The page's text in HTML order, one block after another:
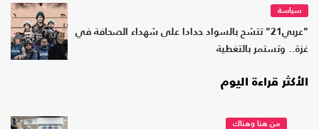
سياسة
"عربي21" تتشح بالسواد حدادا على شهداء الصحافة في
غزة.. وتستمر بالتغطية
الأكثر قراءة اليوم
من هنا وهناك